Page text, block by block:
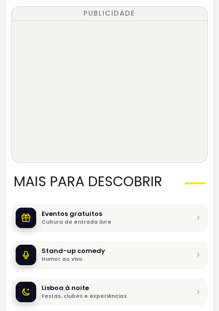
PUBLICIDADE
MAIS PARA DESCOBRIR
Eventos gratuitos
Cultura de entrada livre
Stand-up comedy
Humor ao vivo
Lisboa à noite
Festas, clubes e experiências